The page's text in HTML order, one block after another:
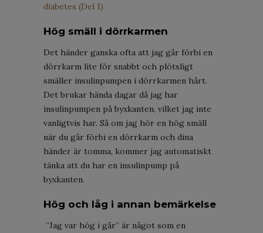
diabetes (Del 1)
Hög smäll i dörrkarmen
Det händer ganska ofta att jag går förbi en
dörrkarm lite för snabbt och plötsligt
smäller insulinpumpen i dörrkarmen hårt.
Det brukar hända dagar då jag har
insulinpumpen på byxkanten, vilket jag inte
vanligtvis har. Så om jag hör en hög smäll
när du går förbi en dörrkarm och dina
händer är tomma, kommer jag automatiskt
tänka att du har en insulinpump på
byxkanten.
Hög och låg i annan bemärkelse
”Jag var hög i går” är något som en